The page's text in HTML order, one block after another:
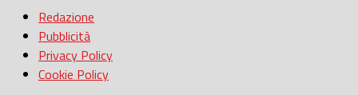
Redazione
Pubblicità
Privacy Policy
Cookie Policy